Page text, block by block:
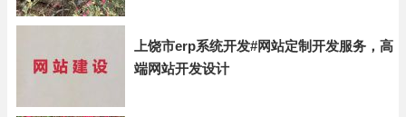
上饶市erp系统开发#网站定制开发服务，高
端网站开发设计